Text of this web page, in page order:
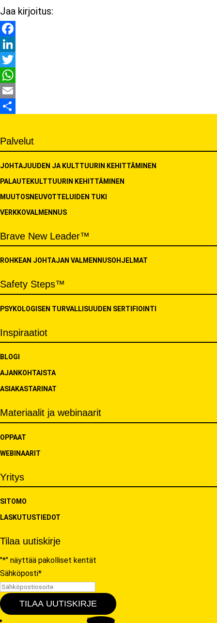
Jaa kirjoitus:
Facebook
LinkedIn
Twitter
WhatsApp
Email
Palvelut
JOHTAJUUDEN JA KULTTUURIN KEHITTÄMINEN
PALAUTEKULTTUURIN KEHITTÄMINEN
MUUTOSNEUVOTTELUIDEN TUKI
VERKKOVALMENNUS
Brave New Leader™
ROHKEAN JOHTAJAN VALMENNUSOHJELMAT
Safety Steps™
PSYKOLOGISEN TURVALLISUUDEN SERTIFIOINTI
Inspiraatiot
BLOGI
AJANKOHTAISTA
ASIAKASTARINAT
Materiaalit ja webinaarit
OPPAAT
WEBINAARIT
Yritys
SITOMO
LASKUTUSTIEDOT
Tilaa uutiskirje
"*" näyttää pakolliset kentät
Sähköposti*
TILAA UUTISKIRJE
Seuraa